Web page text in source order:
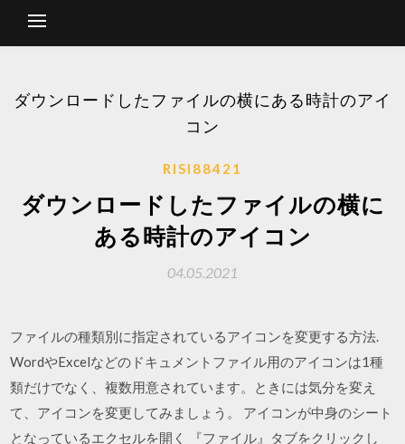
ダウンロードしたファイルの横にある時計のアイ
コン
RISI88421
ダウンロードしたファイルの横に
ある時計のアイコン
04.05.2021
ファイルの種類別に指定されているアイコンを変更する方法.
WordやExcelなどのドキュメントファイル用のアイコンは1種
類だけでなく、複数用意されています。ときには気分を変え
て、アイコンを変更してみましょう。 アイコンが中身のシート
となっているエクセルを開く 『ファイル』タブをクリックし